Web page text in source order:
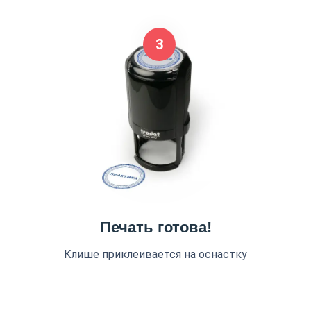
3
Печать готова!
Клише приклеивается на оснастку